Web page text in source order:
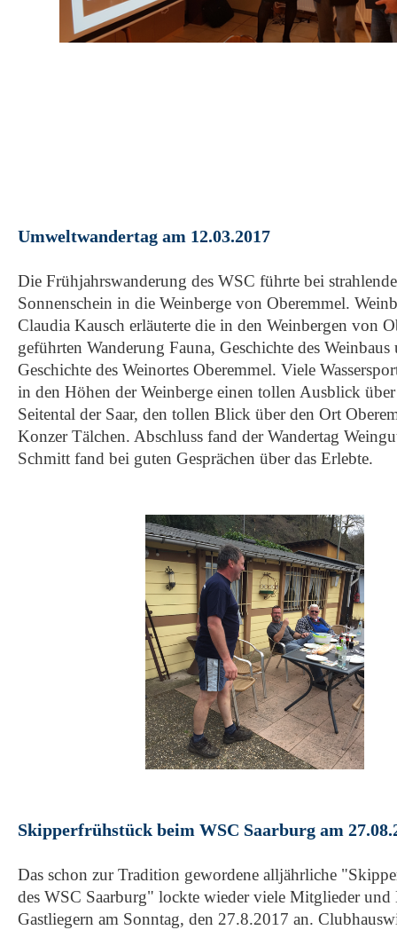
Umweltwandertag am 12.03.2017
Die Frühjahrswanderung des WSC führte bei
Sonnenschein in die Weinberge von Oberemmel.
Claudia Kausch erläuterte die in den Weinbergen von
geführten Wanderung Fauna, Geschichte des Weinbaus
Geschichte des Weinortes Oberemmel. Viele
in den Höhen der Weinberge einen tollen Ausblick über
Seitental der Saar, den tollen Blick über den Ort
Konzer Tälchen. Abschluss fand der Wandertag
Schmitt fand bei guten Gesprächen über das Erlebte.
Skipperfrühstück beim WSC Saarburg am
Das schon zur Tradition gewordene alljährliche
des WSC Saarburg" lockte wieder viele Mitglieder
Gastliegern am Sonntag, den 27.8.2017 an.